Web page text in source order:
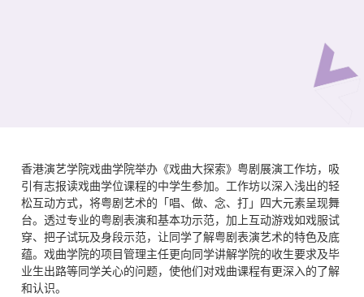
香港演艺学院戏曲学院举办《戏曲大探索》粤剧展演工作坊，吸
引有志报读戏曲学位课程的中学生参加。工作坊以深入浅出的轻
松互动方式，将粤剧艺术的「唱、做、念、打」四大元素呈现舞
台。透过专业的粤剧表演和基本功示范，加上互动游戏如戏服试
穿、把子试玩及身段示范，让同学了解粤剧表演艺术的特色及底
蕴。戏曲学院的项目管理主任更向同学讲解学院的收生要求及毕
业生出路等同学关心的问题，使他们对戏曲课程有更深入的了解
和认识。